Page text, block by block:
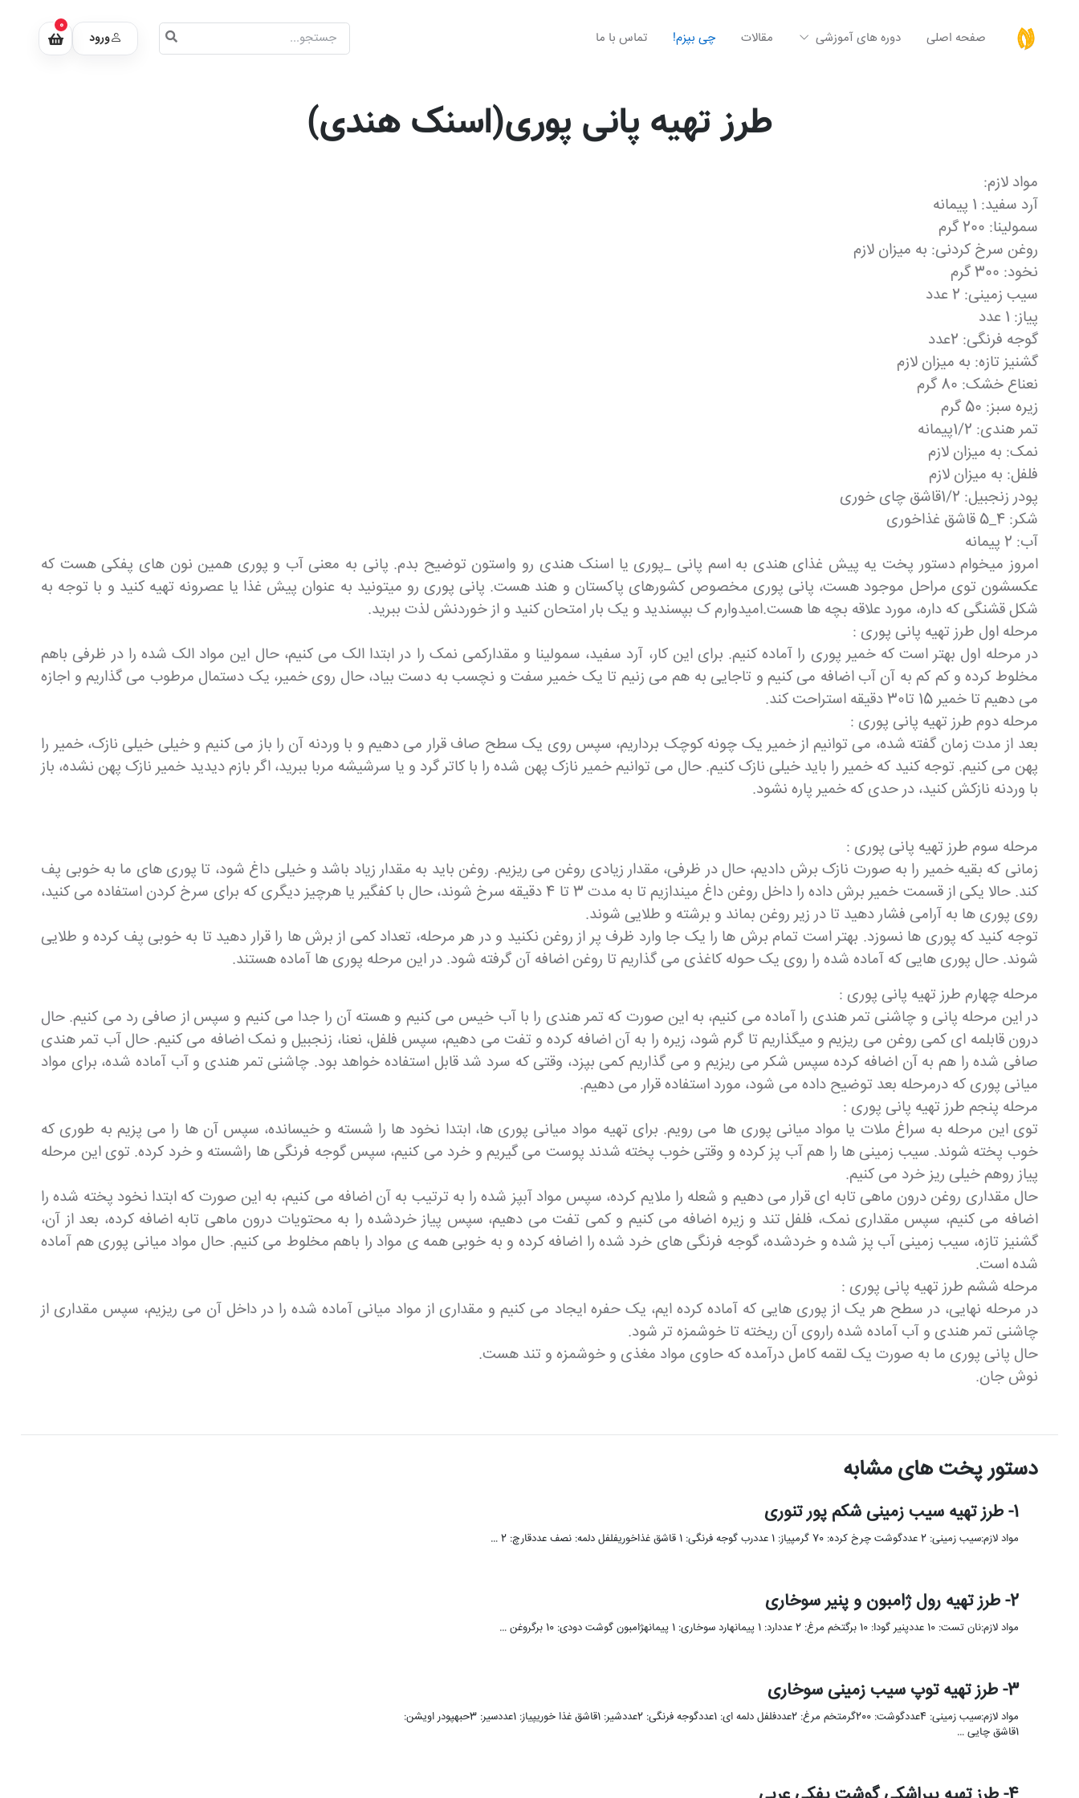
صفحه اصلی دوره های آموزشی مقالات چی بپزم! تماس با ما ورود
0
طرز تهیه پانی پوری(اسنک هندی)
مواد لازم:
آرد سفید: 1 پیمانه
سمولینا: 200 گرم
روغن سرخ کردنی: به میزان لازم
نخود: 300 گرم
سیب زمینی: 2 عدد
پیاز: 1 عدد
گوجه فرنگی: 2عدد
گشنیز تازه: به میزان لازم
نعناع خشک: 80 گرم
زیره سبز: 50 گرم
تمر هندی: 1/2پیمانه
نمک: به میزان لازم
فلفل: به میزان لازم
پودر زنجبیل: 1/2قاشق چای خوری
شکر: 4_5 قاشق غذاخوری
آب: 2 پیمانه
امروز میخوام دستور پخت یه پیش غذای هندی به اسم پانی _پوری یا اسنک هندی رو واستون توضیح بدم. پانی به معنی آب و پوری همین نون های پفکی هست که
عکسشون توی مراحل موجود هست، پانی پوری مخصوص کشورهای پاکستان و هند هست. پانی پوری رو میتونید به عنوان پیش غذا یا عصرونه تهیه کنید و با توجه به
شکل قشنگی که داره، مورد علاقه بچه ها هست.امیدوارم ک بپسندید و یک بار امتحان کنید و از خوردنش لذت ببرید.
مرحله اول طرز تهیه پانی پوری :
در مرحله اول بهتر است که خمیر پوری را آماده کنیم. برای این کار، آرد سفید، سمولینا و مقدارکمی نمک را در ابتدا الک می کنیم، حال این مواد الک شده را در ظرفی باهم
مخلوط کرده و کم کم به آن آب اضافه می کنیم و تاجایی به هم می زنیم تا یک خمیر سفت و نچسب به دست بیاد، حال روی خمیر، یک دستمال مرطوب می گذاریم و اجازه
می دهیم تا خمیر 15 تا30 دقیقه استراحت کند.
مرحله دوم طرز تهیه پانی پوری :
بعد از مدت زمان گفته شده، می توانیم از خمیر یک چونه کوچک برداریم، سپس روی یک سطح صاف قرار می دهیم و با وردنه آن را باز می کنیم و خیلی خیلی نازک، خمیر را
پهن می کنیم. توجه کنید که خمیر را باید خیلی نازک کنیم. حال می توانیم خمیر نازک پهن شده را با کاتر گرد و یا سرشیشه مربا ببرید، اگر بازم دیدید خمیر نازک پهن نشده، باز
با وردنه نازکش کنید، در حدی که خمیر پاره نشود.
مرحله سوم طرز تهیه پانی پوری :
زمانی که بقیه خمیر را به صورت نازک برش دادیم، حال در ظرفی، مقدار زیادی روغن می ریزیم. روغن باید به مقدار زیاد باشد و خیلی داغ شود، تا پوری های ما به خوبی پف
کند. حالا یکی از قسمت خمیر برش داده را داخل روغن داغ میندازیم تا به مدت 3 تا 4 دقیقه سرخ شوند، حال با کفگیر یا هرچیز دیگری که برای سرخ کردن استفاده می کنید،
روی پوری ها به آرامی فشار دهید تا در زیر روغن بماند و برشته و طلایی شوند.
توجه کنید که پوری ها نسوزد. بهتر است تمام برش ها را یک جا وارد ظرف پر از روغن نکنید و در هر مرحله، تعداد کمی از برش ها را قرار دهید تا به خوبی پف کرده و طلایی
شوند. حال پوری هایی که آماده شده را روی یک حوله کاغذی می گذاریم تا روغن اضافه آن گرفته شود. در این مرحله پوری ها آماده هستند.
مرحله چهارم طرز تهیه پانی پوری :
در این مرحله پانی و چاشنی تمر هندی را آماده می کنیم، به این صورت که تمر هندی را با آب خیس می کنیم و هسته آن را جدا می کنیم و سپس از صافی رد می کنیم. حال
درون قابلمه ای کمی روغن می ریزیم و میگذاریم تا گرم شود، زیره را به آن اضافه کرده و تفت می دهیم، سپس فلفل، نعنا، زنجبیل و نمک اضافه می کنیم. حال آب تمر هندی
صافی شده را هم به آن اضافه کرده سپس شکر می ریزیم و می گذاریم کمی بپزد، وقتی که سرد شد قابل استفاده خواهد بود. چاشنی تمر هندی و آب آماده شده، برای مواد
میانی پوری که درمرحله بعد توضیح داده می شود، مورد استفاده قرار می دهیم.
مرحله پنجم طرز تهیه پانی پوری :
توی این مرحله به سراغ ملات یا مواد میانی پوری ها می رویم. برای تهیه مواد میانی پوری ها، ابتدا نخود ها را شسته و خیسانده، سپس آن ها را می پزیم به طوری که
خوب پخته شوند. سیب زمینی ها را هم آب پز کرده و وقتی خوب پخته شدند پوست می گیریم و خرد می کنیم، سپس گوجه فرنگی ها راشسته و خرد کرده. توی این مرحله
پیاز روهم خیلی ریز خرد می کنیم.
حال مقداری روغن درون ماهی تابه ای قرار می دهیم و شعله را ملایم کرده، سپس مواد آبپز شده را به ترتیب به آن اضافه می کنیم، به این صورت که ابتدا نخود پخته شده را
اضافه می کنیم، سپس مقداری نمک، فلفل تند و زیره اضافه می کنیم و کمی تفت می دهیم، سپس پیاز خردشده را به محتویات درون ماهی تابه اضافه کرده، بعد از آن،
گشنیز تازه، سیب زمینی آب پز شده و خردشده، گوجه فرنگی های خرد شده را اضافه کرده و به خوبی همه ی مواد را باهم مخلوط می کنیم. حال مواد میانی پوری هم آماده
شده است.
مرحله ششم طرز تهیه پانی پوری :
در مرحله نهایی، در سطح هر یک از پوری هایی که آماده کرده ایم، یک حفره ایجاد می کنیم و مقداری از مواد میانی آماده شده را در داخل آن می ریزیم، سپس مقداری از
چاشنی تمر هندی و آب آماده شده راروی آن ریخته تا خوشمزه تر شود.
حال پانی پوری ما به صورت یک لقمه کامل درآمده که حاوی مواد مغذی و خوشمزه و تند هست.
نوش جان.
دستور پخت های مشابه
1- طرز تهیه سیب زمینی شکم پور تنوری
مواد لازم:سیب زمینی: 2 عددگوشت چرخ کرده: 70 گرمپیاز: 1 عددرب گوجه فرنگی: 1 قاشق غذاخوریفلفل دلمه: نصف عددقارچ: 2 …
2- طرز تهیه رول ژامبون و پنیر سوخاری
مواد لازم:نان تست: 10 عددپنیر گودا: 10 برگتخم مرغ: 2 عددارد: 1 پیمانهارد سوخاری: 1 پیمانهژامبون گوشت دودی: 10 برگروغن …
3- طرز تهیه توپ سیب زمینی سوخاری
مواد لازم:سیب زمینی: 4عددگوشت: 200گرمتخم مرغ: 2عددفلفل دلمه ای: 1عددگوجه فرنگی: 2عددشیر: 1قاشق غذا خوریپیاز: 1عددسیر: 3حبهپودر اویشن:
1قاشق چایی …